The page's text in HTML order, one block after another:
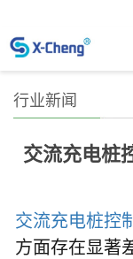
行业新闻
交流充电桩
交流充电桩控
方面存在显著